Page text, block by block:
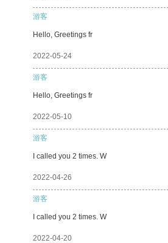
游客
Hello, Greetings fr
2022-05-24
游客
Hello, Greetings fr
2022-05-10
游客
I called you 2 times. W
2022-04-26
游客
I called you 2 times. W
2022-04-20